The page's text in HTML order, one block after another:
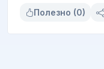
Полезно (0)